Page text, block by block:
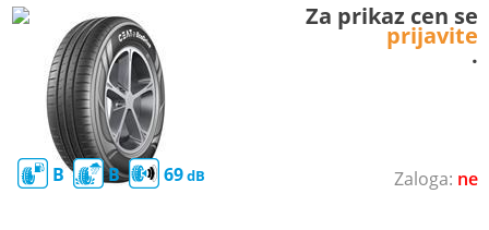
ne
B B 69
Za prikaz cen se
prijavite
.